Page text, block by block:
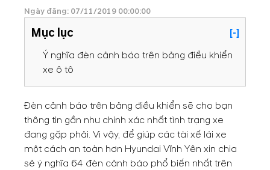
Ngày đăng: 07/11/2019 00:00:00
Mục lục
[-]
Ý nghĩa đèn cảnh báo trên bảng điều khiển
xe ô tô
Đèn cảnh báo trên bảng điều khiển sẽ cho bạn
thông tin gần như chính xác nhất tình trạng xe
đang gặp phải. Vì vậy, để giúp các tài xế lái xe
một cách an toàn hơn Hyundai Vĩnh Yên xin chia
sẻ ý nghĩa 64 đèn cảnh báo phổ biến nhất trên